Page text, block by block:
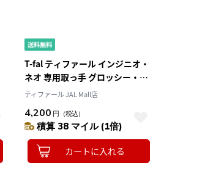
T-fal ティファール インジニオ・
ネオ 専用取っ手 グロッシー・ブ
ラック L98634
ティファール JAL Mall店
4,200 円 （税込）
積算 38 マイル (1倍)
カートに入れる